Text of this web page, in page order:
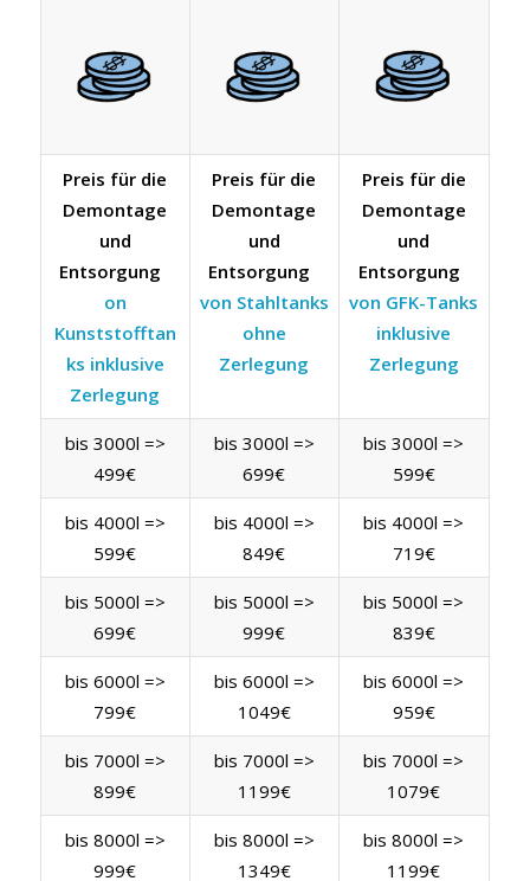
Preis für die
Demontage
und
Entsorgung
on
Kunststofftan
ks inklusive
Zerlegung
Preis für die
Demontage
und
Entsorgung
von Stahltanks
ohne
Zerlegung
Preis für die
Demontage
und
Entsorgung
von GFK-Tanks
inklusive
Zerlegung
bis 3000l =>
499€
bis 3000l =>
699€
bis 3000l =>
599€
bis 4000l =>
599€
bis 4000l =>
849€
bis 4000l =>
719€
bis 5000l =>
699€
bis 5000l =>
999€
bis 5000l =>
839€
bis 6000l =>
799€
bis 6000l =>
1049€
bis 6000l =>
959€
bis 7000l =>
899€
bis 7000l =>
1199€
bis 7000l =>
1079€
bis 8000l =>
999€
bis 8000l =>
1349€
bis 8000l =>
1199€